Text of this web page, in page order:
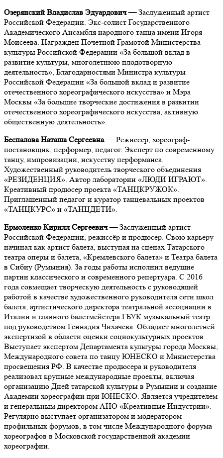
Озерянский Владислав Эдуардович—Заслуженный артист
Российской Федерации. Экс-солист Государственного
Академического Ансамбля народного танца имени Игоря
Моисеева. Награжден Почетной Грамотой Министерства
культуры Российской Федерации «За большой вклад в
развитие культуры, многолетнюю плодотворную
деятельность», Благодарностями Министра культуры
Российской Федерации «За большой вклад и развитие
отечественного хореографического искусства» и Мэра
Москвы «За большие творческие достижения в развитии
отечественного хореографического искусства, активную
общественную деятельность».
Беспалова Наташа Сергеевна — Режиссёр, хореограф-
постановщик, перформер, педагог. Эксперт по современному
танцу, импровизации, искусству перформанса.
Художественный руководитель творческого объединения
«РЕЗИДЕНЦИЯ». Автор лаборатории «ЛЮДИ ИГРАЮТ».
Креативный продюсер проекта «ТАНЦКРУЖОК».
Приглашенный педагог и куратор танцевальных проектов
«ТАНЦКУРС» и «ТАНЦДЕТИ».
Ермоленко Кирилл Сергеевич—Заслуженный артист
Российской Федерации, режиссёр и продюсер. Свою карьеру
начинал как артист балета, выступая на сценах Татарского
театра оперы и балета, «Кремлевского балета» и Театра балета
в Сибиу (Румыния). За годы работы исполнил ведущие
партии классического и современного репертуара. С 2016
года совмещает творческую деятельность с руководящей
работой в качестве художественного руководителя сети школ
балета, артистического директора театральной ассоциации в
Италии и главного балетмейстера ГБУК музыкальный театр
под руководством Геннадия Чихачёва. Обладает многолетней
экспертизой в области оценки социокультурных проектов.
Выступает экспертом Департамента культуры города Москвы,
Международного совета по танцу ЮНЕСКО и Министерства
просвещения РФ. В качестве продюсера и руководителя
реализовал крупные международные проекты, включая
организацию Дней татарской культуры в Румынии и создание
Академии хореографии при ЮНЕСКО. Является учредителем
и генеральным директором АНО «Креативные Индустрии».
Регулярно выступает организатором и модератором
профильных форумов, в том числе Международного форума
хореографов в Московской государственной академии
хореографии.